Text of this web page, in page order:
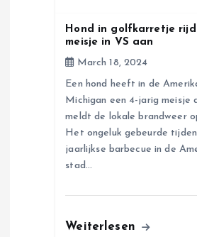
Hond in golfkarretje
meisje in VS aan
March 18, 2024
Een hond heeft in de
Michigan een 4-jarig meisje
meldt de lokale brandweer
Het ongeluk gebeurde
jaarlijkse barbecue in de
stad…
Weiterlesen